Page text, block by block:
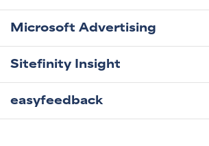
Microsoft Advertising
Sitefinity Insight
easyfeedback